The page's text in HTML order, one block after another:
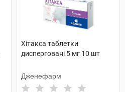
Хітакса таблетки
дисперговані 5 мг 10 шт
Дженефарм